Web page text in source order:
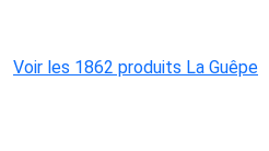
Voir les 1862 produits La Guêpe